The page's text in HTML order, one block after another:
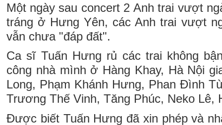
Một ngày sau concert 2 Anh trai vượt
tráng ở Hưng Yên, các Anh trai vượt
vẫn chưa "đáp đất".
Ca sĩ Tuấn Hưng rủ các trai không
công nhà mình ở Hàng Khay, Hà Nội
Long, Phạm Khánh Hưng, Phan Đình
Trương Thế Vinh, Tăng Phúc, Neko Lê,
Được biết Tuấn Hưng đã xin phép và